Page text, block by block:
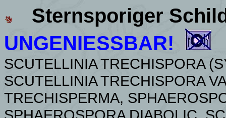
Sternsporiger
UNGENIESSBAR!
SCUTELLINIA TRECHISPORA
SCUTELLINIA TRECHISPORA
TRECHISPERMA,